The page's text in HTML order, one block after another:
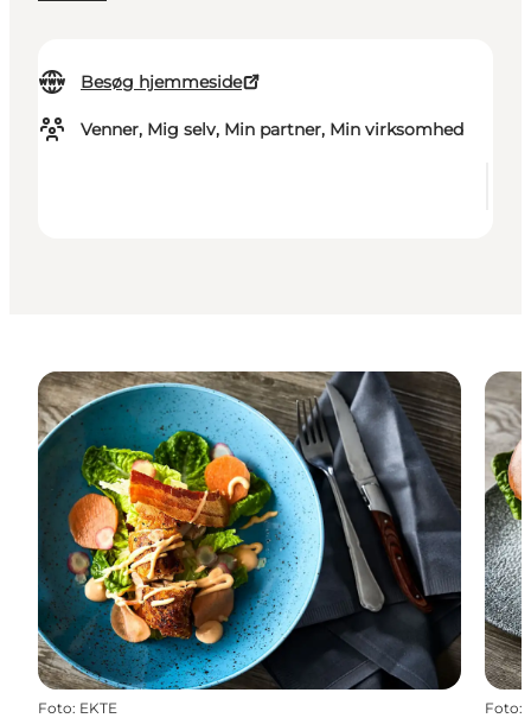
Besøg hjemmeside
Venner, Mig selv, Min partner, Min virksomhed
Foto: EKTE Foto: